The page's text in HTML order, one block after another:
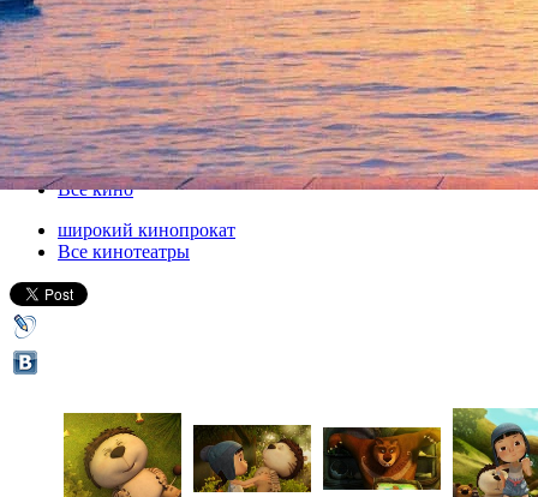
Приключения Маши в
стране чудес
19 апреля 2013, пятница-15 мая 2013, среда
Версия для печати
Все кино
широкий кинопрокат
Все кинотеатры